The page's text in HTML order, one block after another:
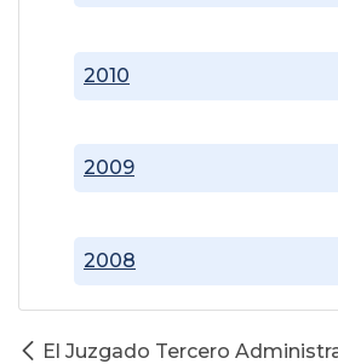
2008
2009
2010
El Juzgado Tercero